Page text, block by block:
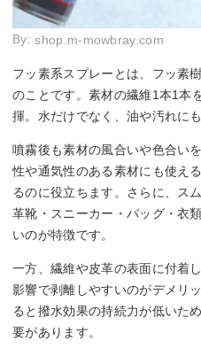
By: shop.m-mowbray.com
フッ素系スプレーとは、フッ素
のことです。素材の繊維1本1本
揮。水だけでなく、油や汚れに
噴霧後も素材の風合いや色合い
性や通気性のある素材にも使え
るのに役立ちます。さらに、ス
革靴・スニーカー・バッグ・衣
いのが特徴です。
一方、繊維や皮革の表面に付着
影響で剥離しやすいのがデメリ
ると撥水効果の持続力が低いた
要があります。